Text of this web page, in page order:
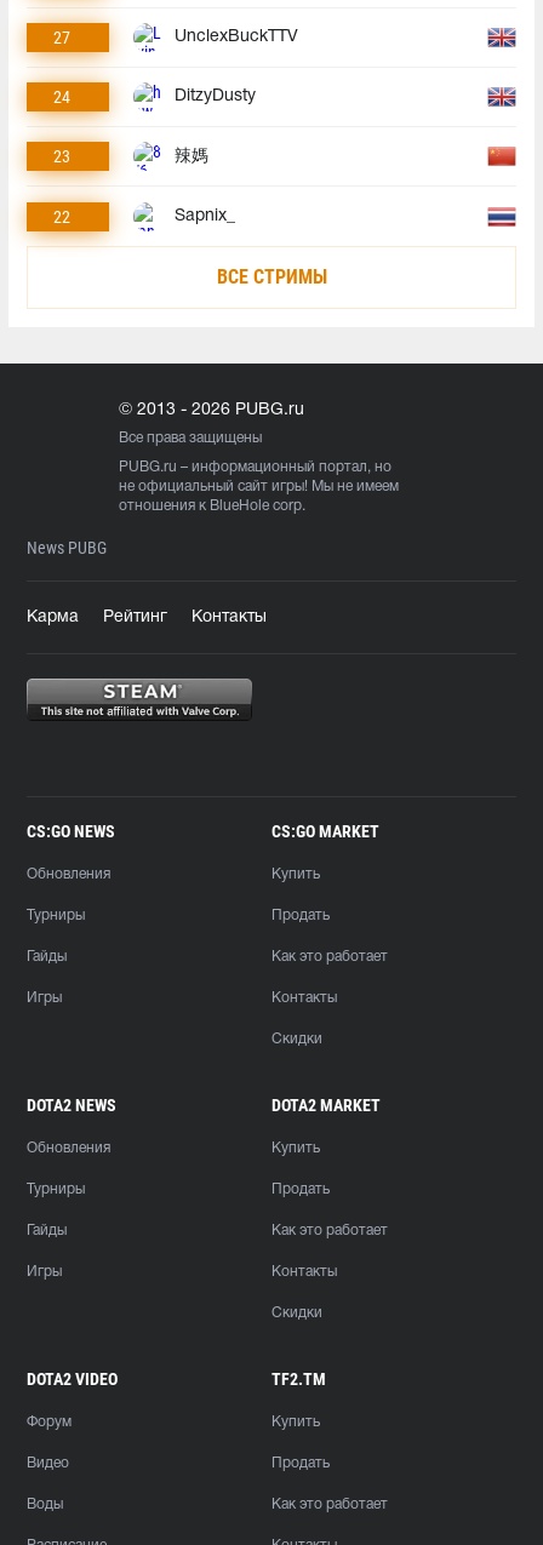
27 UnclexBuckTTV
24 DitzyDusty
23 辣媽
22 Sapnix_
ВСЕ СТРИМЫ
© 2013 - 2026 PUBG.ru
Все права защищены
PUBG.ru – информационный портал, но
не официальный сайт игры! Мы не имеем
отношения к BlueHole corp.
News PUBG
Карма Рейтинг Контакты
CS:GO NEWS
Обновления
Турниры
Гайды
Игры
CS:GO MARKET
Купить
Продать
Как это работает
Контакты
Скидки
DOTA2 NEWS
Обновления
Турниры
Гайды
Игры
DOTA2 MARKET
Купить
Продать
Как это работает
Контакты
Скидки
DOTA2 VIDEO
Форум
Видео
Воды
TF2.TM
Купить
Продать
Как это работает